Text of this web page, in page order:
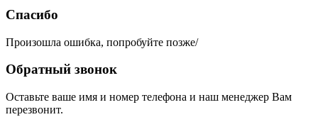
Спасибо
Произошла ошибка, попробуйте позже/
Обратный звонок
Оставьте ваше имя и номер телефона и наш менеджер Вам
перезвонит.